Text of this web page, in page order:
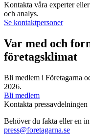
Kontakta våra experter
och analys.
Se kontaktpersoner
Var med och
företagsklimat
Bli medlem i Företagarna
2026.
Bli medlem
Kontakta pressavdelningen
Behöver du fakta eller en
press@foretagarna.se